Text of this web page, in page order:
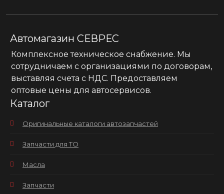
Автомагазин СЕВРЕС
Комплексное техническое снабжение. Мы
сотрудничаем с организациями по договорам,
выставляя счета с НДС. Предоставляем
оптовые цены для автосервисов.
Каталог
Оригинальные каталоги автозапчастей
Запчасти для ТО
Масла
Запчасти